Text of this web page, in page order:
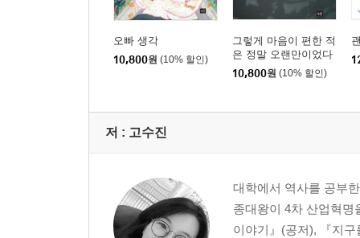
진정으로 하고 싶은 일을 하라 『뽀이들이 온다』 |
기억 위에 흐르는 시간 『모래시계가 된 위안부 할
묵묵히 걸어가다 보면 『칠성에이스』 | 안지혜
연대하며 지혜를 모으는 것의 소중함 『해녀, 새벽
역사를 잊은 민족에게 미래는 없다 『검은 바다』 |
역사를 기억하는 태도도 역사이다 『1940년 열두
꿈을 이룬다는 것 『나는 조선의 소년 비행사입니
기억해야 한다 『경성 기억 극장』 | 정윤영
오빠 생각
10,800원 (10% 할인)
그렇게 마음이 편한 적
은 정말 오랜만이었다
10,800원 (10% 할인)
저 : 고수진
대학에서 역사를 공부
종대왕이 4차 산업혁
이야기』(공저), 『지